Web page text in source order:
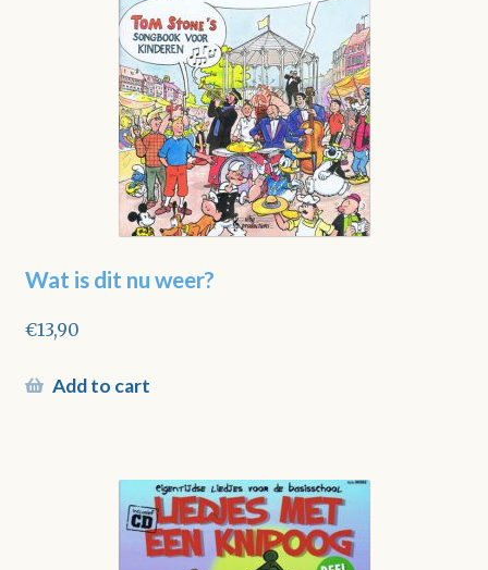
Wat is dit nu weer?
€13,90
Add to cart